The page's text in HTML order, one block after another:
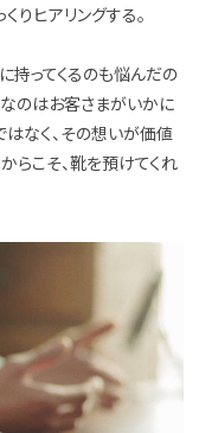
りヒアリングする。
持ってくるのも悩んだの
のはお客さまがいかに
なく、その想いが価値
らこそ、靴を預けてくれ